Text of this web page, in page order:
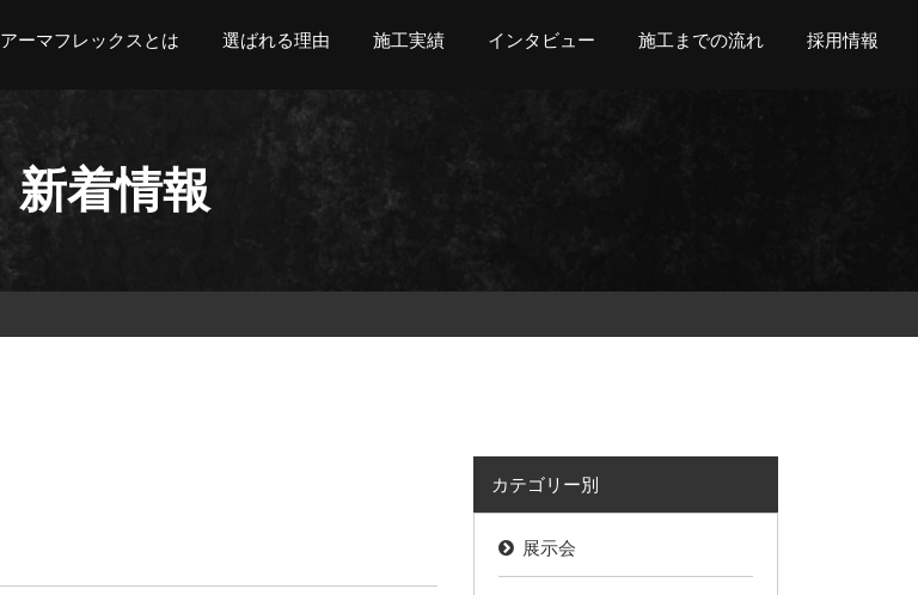
アーマフレックスとは 選ばれる理由 施工実績 インタビュー 施工までの流れ 採用情報
新着情報
カテゴリー別
展示会